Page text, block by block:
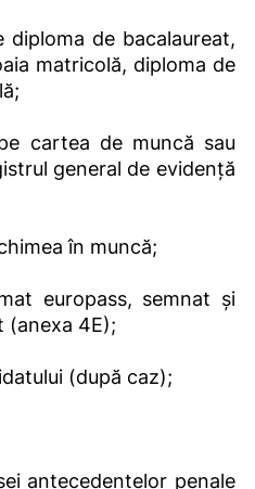
de bacalaureat,
matricolă, diploma de
cartea de muncă sau
general de evidență
în muncă;
europass, semnat și
(anexa 4E);
(după caz);
antecedentelor penale